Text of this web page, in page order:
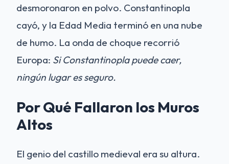
desmoronaron en polvo. Constantinopla
cayó, y la Edad Media terminó en una nube
de humo. La onda de choque recorrió
Europa: Si Constantinopla puede caer,
ningún lugar es seguro.
Por Qué Fallaron los Muros
Altos
El genio del castillo medieval era su altura.